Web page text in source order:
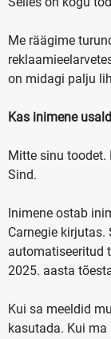
Me räägime
on midagi palju
Kas inimene
Mitte sinu toodet.
Sind.
Inimene ostab
Carnegie
automatiseeritud
2025. aasta
Kui sa meeldid
kasutada. Kui